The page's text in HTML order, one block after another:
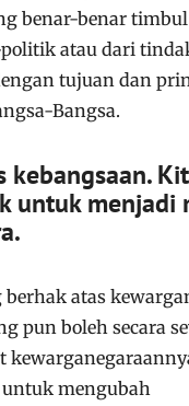
benar-benar
atau dari
tujuan dan
Bangsa.
kebangsaan.
untuk menjadi
berhak atas
pun boleh secara
mengubah